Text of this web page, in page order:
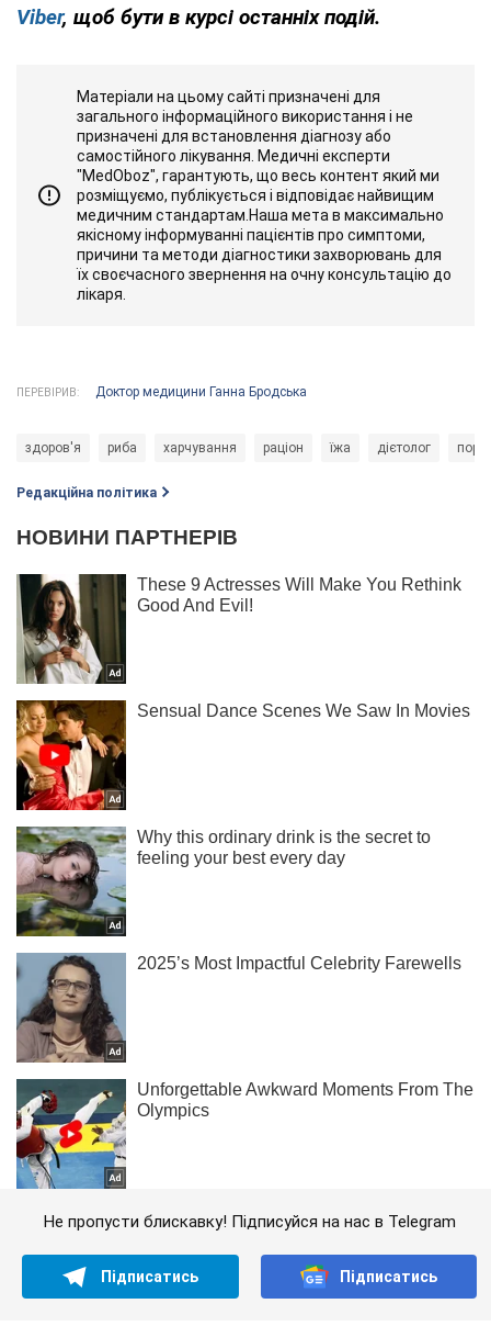
Viber, щоб бути в курсі останніх подій.
Матеріали на цьому сайті призначені для
загального інформаційного використання і не
призначені для встановлення діагнозу або
самостійного лікування. Медичні експерти
"MedOboz", гарантують, що весь контент який ми
розміщуємо, публікується і відповідає найвищим
медичним стандартам.Наша мета в максимально
якісному інформуванні пацієнтів про симптоми,
причини та методи діагностики захворювань для
їх своєчасного звернення на очну консультацію до
лікаря.
ПЕРЕВІРИВ: Доктор медицини Ганна Бродська
здоров'я риба харчування раціон їжа дієтолог
Редакційна політика
Не пропусти блискавку! Підписуйся на нас в Telegram
Підписатись Підписатись